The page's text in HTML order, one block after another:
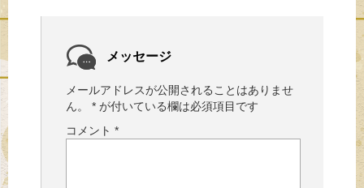
メッセージ
メールアドレスが公開されることはありませ
ん。
* が付いている欄は必須項目です
コメント *